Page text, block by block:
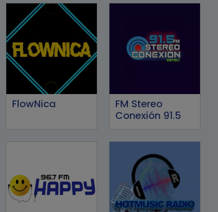
FlowNica
FM Stereo
Conexión 91.5